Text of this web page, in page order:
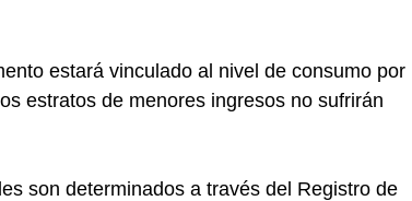
estará vinculado al nivel de consumo por
estratos de menores ingresos no sufrirán
son determinados a través del Registro de